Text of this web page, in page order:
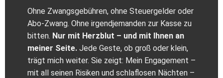
Ohne Zwangsgebühren, ohne Steuergelder oder
Abo‑Zwang. Ohne irgendjemanden zur Kasse zu
bitten. Nur mit Herzblut – und mit Ihnen an
meiner Seite. Jede Geste, ob groß oder klein,
trägt mich weiter. Sie zeigt: Mein Engagement –
mit all seinen Risiken und schlaflosen Nächten –